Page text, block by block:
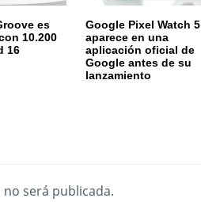
es
10.200
16
Google Pixel Watch 5
aparece en una
aplicación oficial de
Google antes de su
lanzamiento
será publicada.